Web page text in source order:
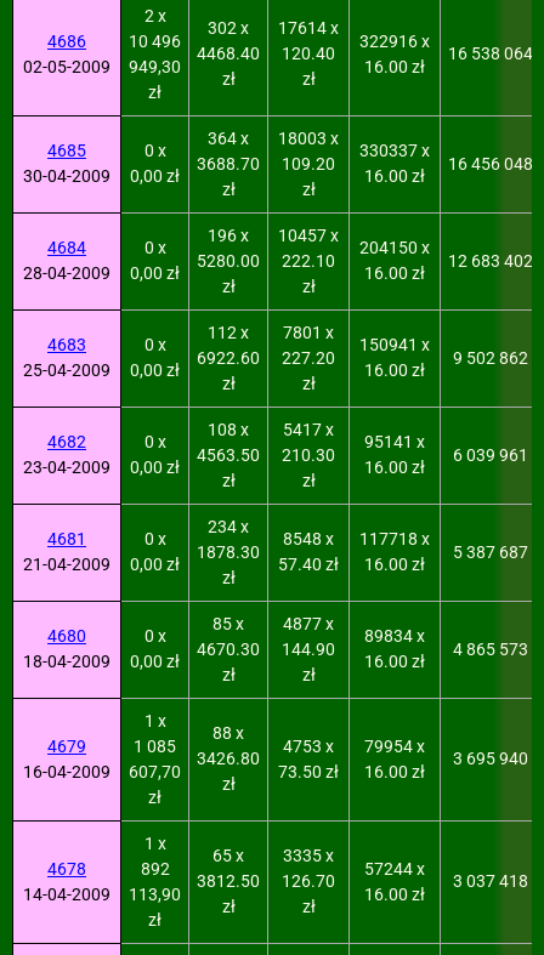
4686
02-05-2009
2 x
10 496
949,30
zł
302 x
4468.40
zł
17614 x
120.40
zł
322916 x
16.00 zł
16 538 064
4685
30-04-2009
0 x
0,00 zł
364 x
3688.70
zł
18003 x
109.20
zł
330337 x
16.00 zł
16 456 048
4684
28-04-2009
0 x
0,00 zł
196 x
5280.00
zł
10457 x
222.10
zł
204150 x
16.00 zł
12 683 402
4683
25-04-2009
0 x
0,00 zł
112 x
6922.60
zł
7801 x
227.20
zł
150941 x
16.00 zł
9 502 862
4682
23-04-2009
0 x
0,00 zł
108 x
4563.50
zł
5417 x
210.30
zł
95141 x
16.00 zł
6 039 961
4681
21-04-2009
0 x
0,00 zł
234 x
1878.30
zł
8548 x
57.40 zł
117718 x
16.00 zł
5 387 687
4680
18-04-2009
0 x
0,00 zł
85 x
4670.30
zł
4877 x
144.90
zł
89834 x
16.00 zł
4 865 573
4679
16-04-2009
1 x
1 085
607,70
zł
88 x
3426.80
zł
4753 x
73.50 zł
79954 x
16.00 zł
3 695 940
4678
14-04-2009
1 x
892
113,90
zł
65 x
3812.50
zł
3335 x
126.70
zł
57244 x
16.00 zł
3 037 418